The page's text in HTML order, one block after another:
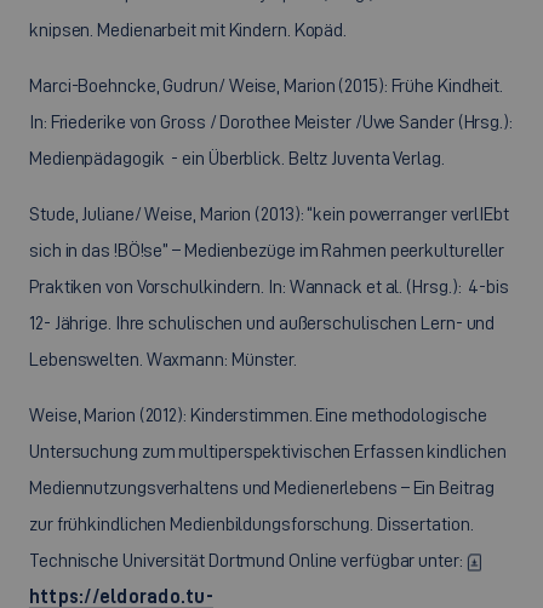
knipsen. Medienarbeit mit Kindern. Kopäd.
Marci-Boehncke, Gudrun/ Weise, Marion (2015): Frühe Kindheit.
In: Friederike von Gross / Dorothee Meister /Uwe Sander (Hrsg.):
Medienpädagogik - ein Überblick. Beltz Juventa Verlag.
Stude, Juliane/ Weise, Marion (2013): “kein powerranger verlIEbt
sich in das !BÖ!se” – Medienbezüge im Rahmen peerkultureller
Praktiken von Vorschulkindern. In: Wannack et al. (Hrsg.): 4-bis
12- Jährige. Ihre schulischen und außerschulischen Lern- und
Lebenswelten. Waxmann: Münster.
Weise, Marion (2012): Kinderstimmen. Eine methodologische
Untersuchung zum multiperspektivischen Erfassen kindlichen
Mediennutzungsverhaltens und Medienerlebens – Ein Beitrag
zur frühkindlichen Medienbildungsforschung. Dissertation.
Technische Universität Dortmund Online verfügbar unter:
https://eldorado.tu-